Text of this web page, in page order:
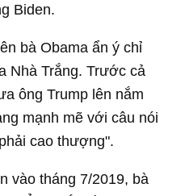
Biden.
bà Obama ẩn ý chỉ
Nhà Trắng. Trước cả
ông Trump lên nắm
mạnh mẽ với câu nói
cao thượng".
vào tháng 7/2019, bà